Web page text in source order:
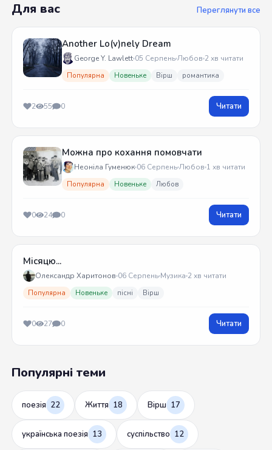
Для вас Переглянути все
Another Lo(v)nely Dream
George Y. Lawlett 05 СерпеньЛюбов 2 хв читати
Популярна Новеньке Вірш романтика
2 55 0 Читати
Можна про кохання помовчати
Неоніла Гуменюк 06 СерпеньЛюбов 1 хв читати
Популярна Новеньке Любов
0 24 0 Читати
Місяцю...
Олександр Харитонов 06 Серпень Музика 2 хв читати
Популярна Новеньке пісні Вірш
0 27 0 Читати
Популярні теми
поезія 22 Життя 18 Вірш 17
українська поезія 13 суспільство 12